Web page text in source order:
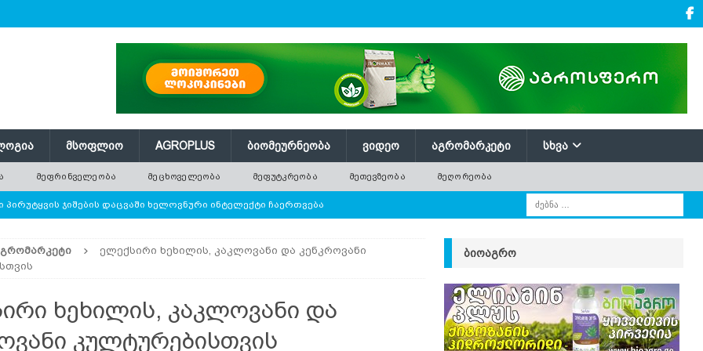
ᲛᲡᲝᲤᲚᲘᲝ AGROPLUS ᲑᲘᲝᲛᲔᲣᲠᲜᲔᲝᲑᲐ ᲕᲘᲓᲔᲝ ᲐᲒᲠᲝᲛᲐᲠᲙᲔᲢᲘ ᲡᲮᲕᲐ
ᲛᲔᲤᲠᲘᲜᲕᲔᲚᲔᲝᲑᲐ ᲛᲔᲪᲮᲝᲕᲔᲚᲔᲝᲑᲐ ᲛᲔᲤᲣᲢᲙᲠᲔᲝᲑᲐ ᲛᲔᲗᲔᲕᲖᲔᲝᲑᲐ ᲛᲔᲦᲝᲠᲔᲝᲑᲐ
ჯიშების დაცვაში ხელოვნური ინტელექტი ჩაერთვება
ათობით ახალი ნერგი — რატომ ვერ ანაცვლებს დარგვა
თავად არეგულირებს ᲢᲔᲥᲜᲝᲚᲝᲒᲘᲐ
ბოსტნეული, რომლის პოპულარობა მსოფლიოში სწრაფად
ელექსირი ხეხილის, კაკლოვანი და კენკროვანი
ხეხილის, კაკლოვანი და
კულტურებისთვის
ᲑᲘᲝᲐᲒᲠᲝ